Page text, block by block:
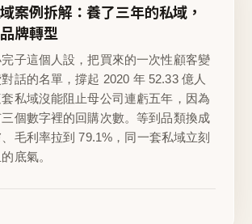
案例拆解：養了三年的私域，
牌轉型
子這個人設，把買來的一次性顧客變
話的名單，撐起 2020 年 52.33 億人
私域沒能阻止母公司連虧五年，因為
個數字裡的回購次數。等到品類換成
毛利率拉到 79.1%，同一套私域立刻
底氣。